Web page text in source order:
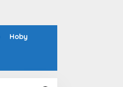
Hoby